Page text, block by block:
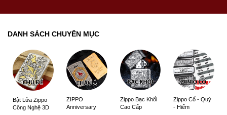
DANH SÁCH CHUYÊN MỤC
Bật Lửa Zippo
Công Nghệ 3D
ZIPPO
Anniversary
Zippo Bạc Khối
Cao Cấp
Zippo Cổ - Quý
- Hiếm